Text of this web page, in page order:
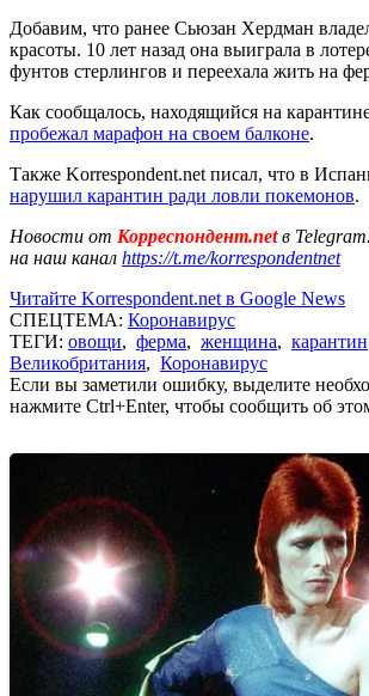
Добавим, что ранее Сьюзан Хердман
красоты. 10 лет назад она выиграла в
фунтов стерлингов и переехала жить на
Как сообщалось, находящийся на
пробежал марафон на своем балконе.
Также Korrespondent.net писал, что в
нарушил карантин ради ловли покемонов.
Новости от Корреспондент.netв
на наш канал https://t.me/korrespondentnet
Читайте Korrespondent.net в Google News
СПЕЦТЕМА: Коронавирус
ТЕГИ: овощи, ферма, женщина, карантин
Великобритания, Коронавирус
Если вы заметили ошибку, выделите
нажмите Ctrl+Enter, чтобы сообщить об